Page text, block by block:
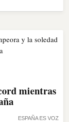
ESPAÑA ES VOZ
mientras